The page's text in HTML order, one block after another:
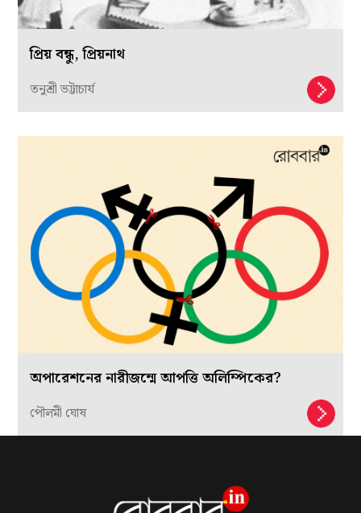
প্রিয় বন্ধু, প্রিয়নাথ
তনুশ্রী ভট্টাচার্য
অপারেশনের নারীজন্মে আপত্তি অলিম্পিকের?
পৌলমী ঘোষ